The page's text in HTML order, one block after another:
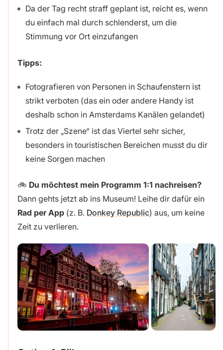
Da der Tag recht straff geplant ist, reicht es, wenn
du einfach mal durch schlenderst, um die
Stimmung vor Ort einzufangen
Tipps:
Fotografieren von Personen in Schaufenstern ist
strikt verboten (das ein oder andere Handy ist
deshalb schon in Amsterdams Kanälen gelandet)
Trotz der „Szene“ ist das Viertel sehr sicher,
besonders in touristischen Bereichen musst du dir
keine Sorgen machen
🚲 Du möchtest mein Programm 1:1 nachreisen?
Dann gehts jetzt ab ins Museum! Leihe dir dafür ein
Rad per App(z. B. Donkey Republic) aus, um keine
Zeit zu verlieren.